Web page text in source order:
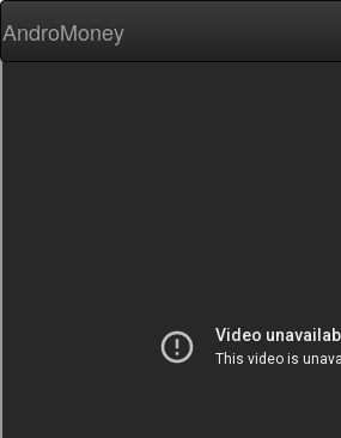
AndroMoney